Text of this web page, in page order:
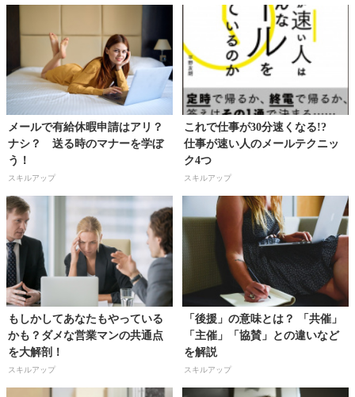
メールで有給休暇申請はアリ？
ナシ？ 送る時のマナーを学ぼ
う！
スキルアップ
これで仕事が30分速くなる!?
仕事が速い人のメールテクニッ
ク4つ
スキルアップ
もしかしてあなたもやっている
かも？ダメな営業マンの共通点
を大解剖！
スキルアップ
「後援」の意味とは？ 「共催」
「主催」「協賛」との違いなど
を解説
スキルアップ